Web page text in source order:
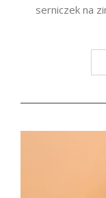
serniczek na